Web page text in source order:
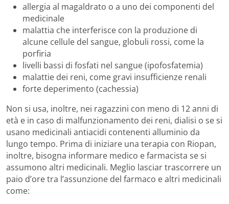
allergia al magaldrato o a uno dei componenti del
medicinale
malattia che interferisce con la produzione di
alcune cellule del sangue, globuli rossi, come la
porfiria
livelli bassi di fosfati nel sangue (ipofosfatemia)
malattie dei reni, come gravi insufficienze renali
forte deperimento (cachessia)
Non si usa, inoltre, nei ragazzini con meno di 12 anni di
età e in caso di malfunzionamento dei reni, dialisi o se si
usano medicinali antiacidi contenenti alluminio da
lungo tempo. Prima di iniziare una terapia con Riopan,
inoltre, bisogna informare medico e farmacista se si
assumono altri medicinali. Meglio lasciar trascorrere un
paio d’ore tra l’assunzione del farmaco e altri medicinali
come: